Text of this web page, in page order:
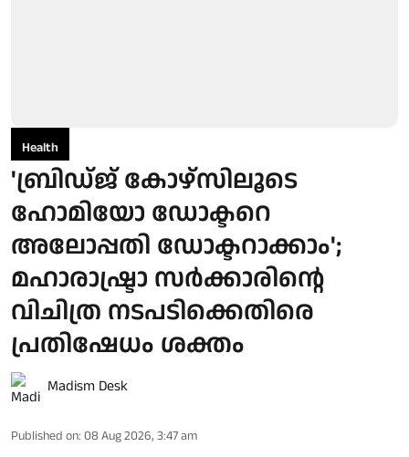
Health
'ബ്രിഡ്ജ് കോഴ്സിലൂടെ
ഹോമിയോ ഡോക്ടറെ
അലോപ്പതി ഡോക്ടറാക്കാം';
മഹാരാഷ്ട്രാ സര്‍ക്കാരിന്റെ
വിചിത്ര നടപടിക്കെതിരെ
പ്രതിഷേധം ശക്തം
Madism Desk
Published on: 08 Aug 2026, 3:47 am